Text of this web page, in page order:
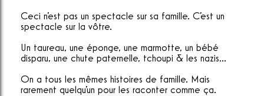
Ceci n'est pas un spectacle sur sa famille. C'est un
spectacle sur la vôtre.
Un taureau, une éponge, une marmotte, un bébé
disparu, une chute paternelle, tchoupi & les nazis...
On a tous les mêmes histoires de famille. Mais
rarement quelqu'un pour les raconter comme ça.